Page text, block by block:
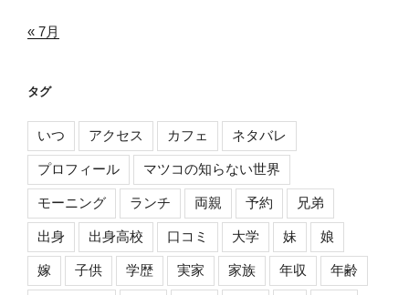
« 7月
タグ
いつ アクセス カフェ ネタバレ
プロフィール マツコの知らない世界
モーニング ランチ 両親 予約 兄弟
出身 出身高校 口コミ 大学 妹 娘
嫁 子供 学歴 実家 家族 年収 年齢